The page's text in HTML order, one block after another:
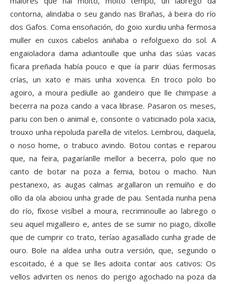
contorna, alindaba o seu gando nas Brañas, á beira do río
dos Gafos. Coma ensoñación, do goio xurdiu unha fermosa
muller en cuxos cabelos aniñaba o refolguexo do sol. A
engaioladora dama adiantoulle que unha das súas vacas
ficara preñada había pouco e que ía parir dúas fermosas
crías, un xato e mais unha xovenca. En troco polo bo
agoiro, a moura pedíulle ao gandeiro que lle chimpase a
becerra na poza cando a vaca librase. Pasaron os meses,
pariu con ben o animal e, consonte o vaticinado pola xacia,
trouxo unha repoluda parella de vitelos. Lembrou, daquela,
o noso home, o trabuco avindo. Botou contas e reparou
que, na feira, pagaríanlle mellor a becerra, polo que no
canto de botar na poza a femia, botou o macho. Nun
pestanexo, as augas calmas argallaron un remuíño e do
ollo da ola aboiou unha grade de pau. Sentada nunha pena
do río, fíxose visíbel a moura, recriminoulle ao labrego o
seu aquel migalleiro e, antes de se sumir no piago, díxolle
que de cumprir co trato, teríao agasallado cunha grade de
ouro. Bole na aldea unha outra versión, que, segundo o
escoitado, é a que se lles adoita contar aos cativos: Os
vellos advirten os nenos do perigo agochado na poza da